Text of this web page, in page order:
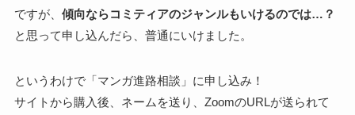
ですが、 傾向ならコミティアのジャンルもいけるのでは…？
と思って申し込んだら、普通にいけました。
というわけで「マンガ進路相談」に申し込み！
サイトから購入後、ネームを送り、ZoomのURLが送られて